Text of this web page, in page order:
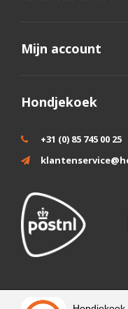
Mijn account
Hondjekoek
+31 (0) 85 745 00 25
Wij slaan cookies op om